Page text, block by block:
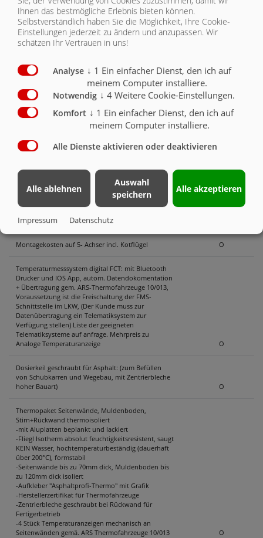
Nutzlast des LKW Fahrgestell beachten.
X
Potentiometer mechanisch / LKW-Aufbau
B. Hydraulikanschlu. für Hängerbetrieb, ...
Hydraulikanschluss am Heck 1x Vorlauf, 1x
Rücklauf, umschaltbar auf 1x doppelwirkende
Hydraulik
O
Ölkühler für Hydraulikanlage (Empfehlenswert bei
innerbetrieblichen Einsatz mit vielen, kurz
bei sehr bergigen Einsatzgebieten, mit
hochdrehenden Motor)
Thermo Schiebeverdeck Typ Cabriole-ADR
mechanisch vom Boden aus bedienbar
O
elektrischem Antrieb 24 Volt und Funksteuerung
Montagekosten auf 5- Achser incl. Kotflügel O
Temperaturmesssystem digital FCT: mit Bluetooth
Drucker und IOS App, autom. Datendokomentation
+ Übertragung gem. ARS-Thermofahrzeuge 10/013,
Voraussetzung ist die Freischaltung der FMS-
Schnittstelle im LKW, (Der Kunde muss zur
Datenübertragung ein Telematiksystem zur
Verfügung stellen) Liste der geeigneten
Telematiksysteme auf anfrage. Mehrpreis zu
Analoge Temperaturanzeige
O
Dosierkeil geschraubt für Asphalt: (zum Befüllen
von Schubkarren und Wegebau, mit Zentrierbleche
hoher Bauart)
O
Thermopaket Seitenwände, Muldenboden,
Stirn+Rückwand thermoisoliert
-mit Aluplatten beplankt und lackiert
-Fliegl Isotherm absolut feuchtigkeitsresistent, saugt
KEIN Wasser, hochtemperaturbeständig (dauerhaft
über 200°C), formstabil
-Seitenwände bis zu 70mm dick, Muldenboden bis
zu 120mm dick isoliert
-Aufkleber "Asphaltprofi-Thermo" mit Grafik
-Herstellerzertifikat für Thermofahrzeuge
-Zentrierbleche geschraubt bei Rückwand für
Fertigerbetrieb
-4 Stück Temperaturanzeigen mechanisch an
Seitenwänden gemä. ARS Thermofahrzeuge 10/013
O
Ihnen das bestmögliche Erlebnis bieten können.
Selbstverständlich haben Sie die Möglichkeit, Ihre Cookie-
Einstellungen jederzeit zu ändern und anzupassen. Wir
schätzen Ihr Vertrauen in uns!
Analyse ↓ 1 Ein einfacher Dienst, den ich auf
meinem Computer installiere.
Notwendig ↓ 4 Weitere Cookie-Einstellungen.
Komfort ↓ 1 Ein einfacher Dienst, den ich auf
meinem Computer installiere.
Alle Dienste aktivieren oder deaktivieren
Alle ablehnen
Auswahl
speichern
Alle akzeptieren
Impressum Datenschutz